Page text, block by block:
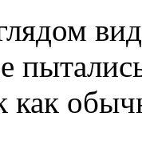
как